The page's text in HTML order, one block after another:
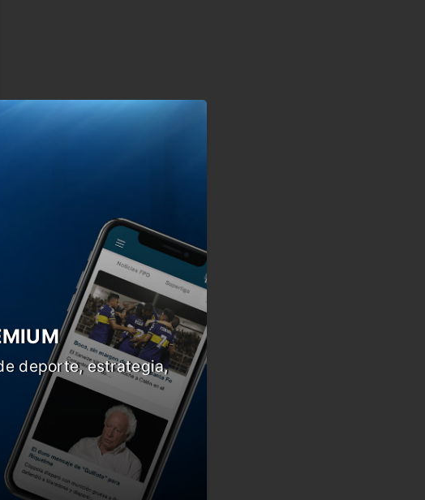
deporte, estrategia,